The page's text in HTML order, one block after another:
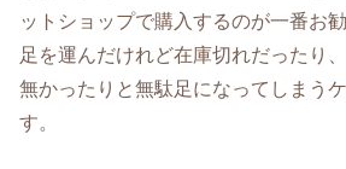
ットショップで購入するのが一番お
足を運んだけれど在庫切れだったり
無かったりと無駄足になってしまう
す。